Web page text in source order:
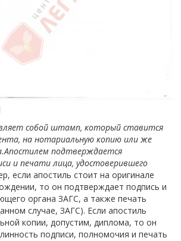
собой штамп, который ставится
на нотариальную копию или же
подтверждается
и печати лица, удостоверившего
если апостиль стоит на оригинале
то он подтверждает подпись и
органа ЗАГС, а также печать
случае, ЗАГС). Если апостиль
копии, допустим, диплома, то он
подписи, полномочия и печать